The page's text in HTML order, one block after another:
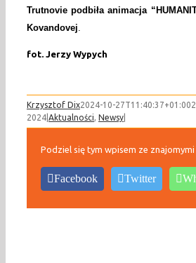
Trutnovie podbiła animacja
Kovandovej.
fot. Jerzy Wypych
Krzysztof Dix2024-10-27T11:40:37+01:00
2024 Aktualności, Newsy
Podziel się tym wpisem ze znajomymi
Facebook Twitter